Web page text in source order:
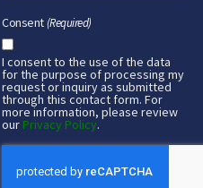
Consent (Required)
I consent to the use of the data
for the purpose of processing my
request or inquiry as submitted
through this contact form. For
more information, please review
our Privacy Policy.
CAPTCHA